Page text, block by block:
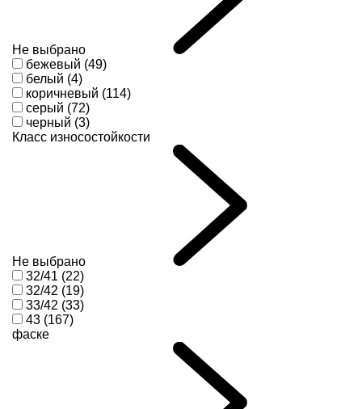
Не выбрано
бежевый (49)
белый (4)
коричневый (114)
серый (72)
черный (3)
Класс износостойкости
Не выбрано
32/41 (22)
32/42 (19)
33/42 (33)
43 (167)
фаске